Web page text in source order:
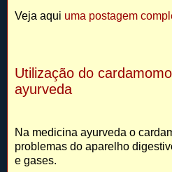
Veja aqui uma postagem
Utilização do
ayurveda
Na medicina ayurveda o
problemas do aparelho
e gases.